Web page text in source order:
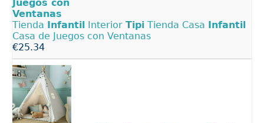
Tienda Infantil Interior Tipi Tienda Casa Infantil
Casa de Juegos con Ventanas
€25.34